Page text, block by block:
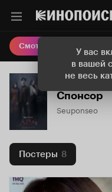
У вас
в вашей
не весь
Смотреть кино
Спонсор
Seuponseo
Постеры 8